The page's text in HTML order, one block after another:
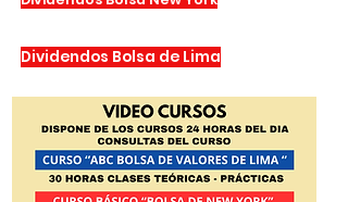
Dividendos Bolsa de Lima